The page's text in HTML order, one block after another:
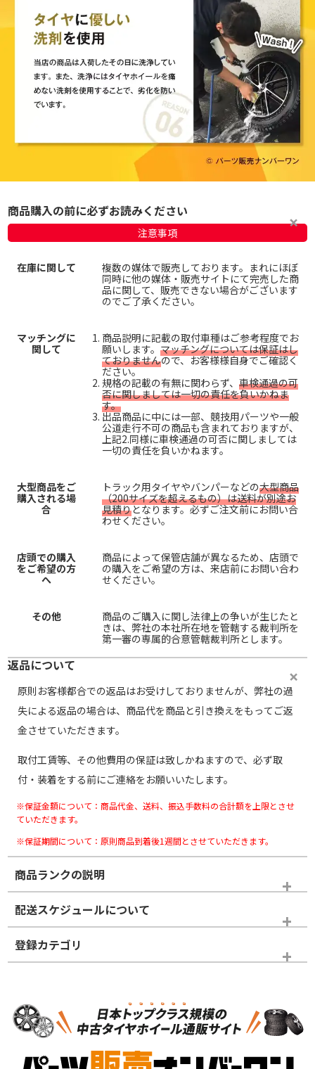
商品購入の前に必ずお読みください
注意事項
在庫に関して
複数の媒体で販売しております。まれにほぼ
同時に他の媒体・販売サイトにて完売した商
品に関して、販売できない場合がございます
のでご了承ください。
マッチングに
関して
商品説明に記載の取付車種はご参考程度でお
願いします。 マッチングについては保証はし
ておりませんので、お客様様自身でご確認く
ださい。
規格の記載の有無に関わらず、 車検通過の可
否に関しましては一切の責任を負いかねま
す。
出品商品に中には一部、競技用パーツや一般
公道走行不可の商品も含まれておりますが、
上記2.同様に車検通過の可否に関しましては
一切の責任を負いかねます。
大型商品をご
購入される場
合
トラック用タイヤやバンパーなどの大型商品
（200サイズを超えるもの）は送料が別途お
見積りとなります。必ずご注文前にお問い合
わせください。
店頭での購入
をご希望の方
へ
商品によって保管店舗が異なるため、店頭で
の購入をご希望の方は、来店前にお問い合わ
せください。
その他
商品のご購入に関し法律上の争いが生じたと
きは、弊社の本社所在地を管轄する裁判所を
第一審の専属的合意管轄裁判所とします。
返品について
原則お客様都合での返品はお受けしておりませんが、弊社の過
失による返品の場合は、商品代を商品と引き換えをもってご返
金させていただきます。
取付工賃等、その他費用の保証は致しかねますので、必ず取
付・装着をする前にご連絡をお願いいたします。
※保証金額について：商品代金、送料、振込手数料の合計額を上限とさせ
ていただきます。
※保証期間について：原則商品到着後1週間とさせていただきます。
商品ランクの説明
※商品ランクは出品者の主観により判断しておりますので、あら
かじめご了承ください。
ホイールランク
S
品）
S
新車外し品（新古
付き
配送スケジュールについて
登録カテゴリ
スタッドレスタイヤホイールセット